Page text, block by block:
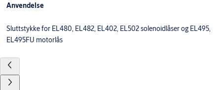
Anvendelse
Sluttstykke for EL480, EL482, EL402, EL502 solenoidlåser og EL495,
EL495FU motorlås